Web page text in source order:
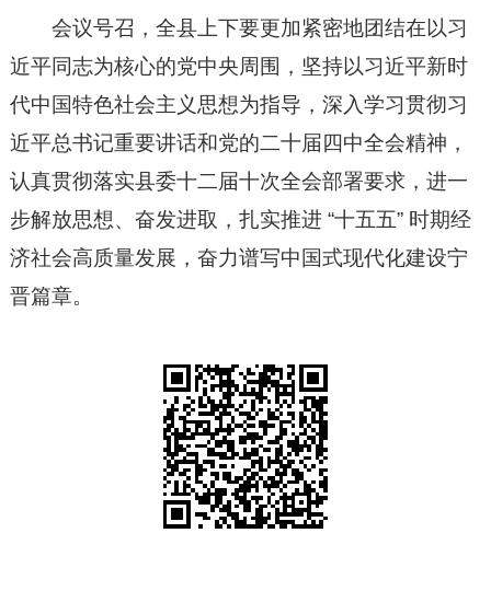
会议号召，全县上下要更加紧密地团结在以习
近平同志为核心的党中央周围，坚持以习近平新时
代中国特色社会主义思想为指导，深入学习贯彻习
近平总书记重要讲话和党的二十届四中全会精神，
认真贯彻落实县委十二届十次全会部署要求，进一
步解放思想、奋发进取，扎实推进 “十五五” 时期经
济社会高质量发展，奋力谱写中国式现代化建设宁
晋篇章。